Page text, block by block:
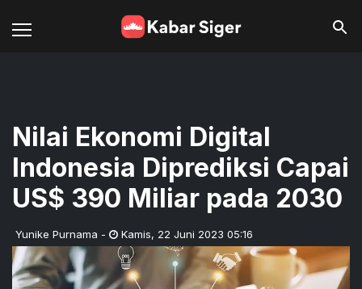
Nilai Ekonomi Digital
Indonesia Diprediksi Capai
US$ 390 Miliar pada 2030
Yunike Purnama - Kamis, 22 Juni 2023 05:16